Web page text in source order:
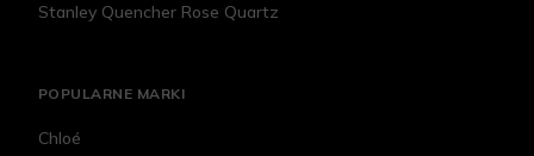
Stanley Quencher Rose Quartz
POPULARNE MARKI
Chloé